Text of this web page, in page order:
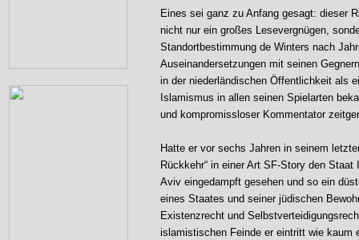
Eines sei ganz zu Anfang gesagt: dieser
nicht nur ein großes Lesevergnügen,
Standortbestimmung de Winters nach
Auseinandersetzungen mit seinen
in der niederländischen Öffentlichkeit als
Islamismus in allen seinen Spielarten
und kompromissloser Kommentator
Hatte er vor sechs Jahren in seinem
Rückkehr“ in einer Art SF-Story den
Aviv eingedampft gesehen und so ein
eines Staates und seiner jüdischen
Existenzrecht und
islamistischen Feinde er eintritt wie kaum